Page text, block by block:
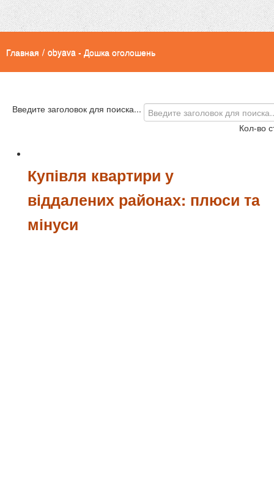
Главная / obyava - Дошка оголошень
Введите заголовок для поиска...
Кол-во
Купівля квартири у
віддалених районах: плюси та
мінуси